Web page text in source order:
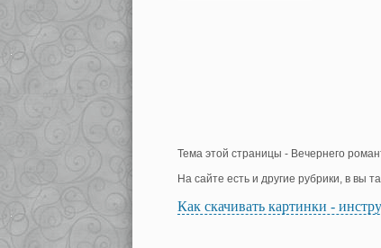
Тема этой страницы - Вечернего
На сайте есть и другие рубрики, в вы
Как скачивать картинки -